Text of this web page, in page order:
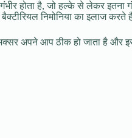
गंभीर होता है, जो हल्के से लेकर
निमोनिया का इलाज करते
अपने आप ठीक हो जाता है और